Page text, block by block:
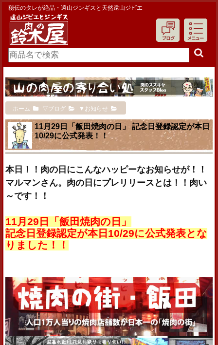
秘伝のタレが絶品・遠山ジンギスと天然遠山ジビエ
ホーム ▽ブログ ▼お知らせ
11月29日「飯田焼肉の日」 記念日登録認定が本日
10/29に公式発表！！
本日！！肉の日にこんなハッピーなお知らせが！！
マルマンさん。肉の日にプレリリースとは！！肉い
～です！！
11月29日「飯田焼肉の日」
記念日登録認定が本日10/29に公式発表とな
りました！！